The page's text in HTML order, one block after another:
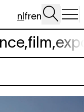
nlfren
,film,